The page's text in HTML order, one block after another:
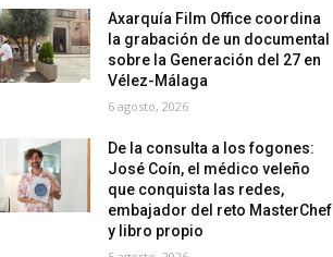
Axarquía Film Office coordina
la grabación de un documental
sobre la Generación del 27 en
Vélez-Málaga
6 agosto, 2026
De la consulta a los fogones:
José Coín, el médico veleño
que conquista las redes,
embajador del reto MasterChef
y libro propio